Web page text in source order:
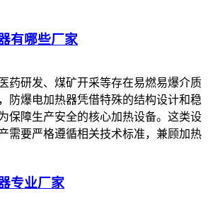
有哪些厂家
药研发、煤矿开采等存在易燃易爆介质
防爆电加热器凭借特殊的结构设计和稳
保障生产安全的核心加热设备。这类设
需要严格遵循相关技术标准，兼顾加热
专业厂家